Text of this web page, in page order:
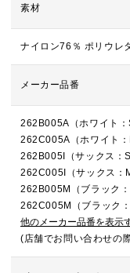
素材
ナイロン76％ ポリウレ
メーカー品番
262B005A（ホワイト：
262C005A（ホワイト：
262B005I（サックス：S
262C005I（サックス：
262B005M（ブラック：
262C005M（ブラック：
他のメーカー品番を表示
(店舗でお問い合わせの